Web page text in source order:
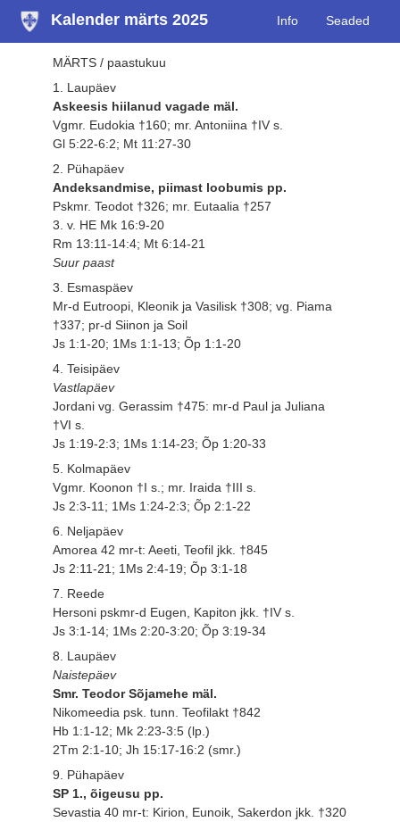
Kalender märts 2025 Info Seaded
MÄRTS / paastukuu
1. Laupäev
Askeesis hiilanud vagade mäl.
Vgmr. Eudokia †160; mr. Antoniina †IV s.
Gl 5:22-6:2; Mt 11:27-30
2. Pühapäev
Andeksandmise, piimast loobumis pp.
Pskmr. Teodot †326; mr. Eutaalia †257
3. v. HE Mk 16:9-20
Rm 13:11-14:4; Mt 6:14-21
Suur paast
3. Esmaspäev
Mr-d Eutroopi, Kleonik ja Vasilisk †308; vg. Piama
†337; pr-d Siinon ja Soil
Js 1:1-20; 1Ms 1:1-13; Õp 1:1-20
4. Teisipäev
Vastlapäev
Jordani vg. Gerassim †475: mr-d Paul ja Juliana
†VI s.
Js 1:19-2:3; 1Ms 1:14-23; Õp 1:20-33
5. Kolmapäev
Vgmr. Koonon †I s.; mr. Iraida †III s.
Js 2:3-11; 1Ms 1:24-2:3; Õp 2:1-22
6. Neljapäev
Amorea 42 mr-t: Aeeti, Teofil jkk. †845
Js 2:11-21; 1Ms 2:4-19; Õp 3:1-18
7. Reede
Hersoni pskmr-d Eugen, Kapiton jkk. †IV s.
Js 3:1-14; 1Ms 2:20-3:20; Õp 3:19-34
8. Laupäev
Naistepäev
Smr. Teodor Sõjamehe mäl.
Nikomeedia psk. tunn. Teofilakt †842
Hb 1:1-12; Mk 2:23-3:5 (lp.)
2Tm 2:1-10; Jh 15:17-16:2 (smr.)
9. Pühapäev
SP 1., õigeusu pp.
Sevastia 40 mr-t: Kirion, Eunoik, Sakerdon jkk. †320